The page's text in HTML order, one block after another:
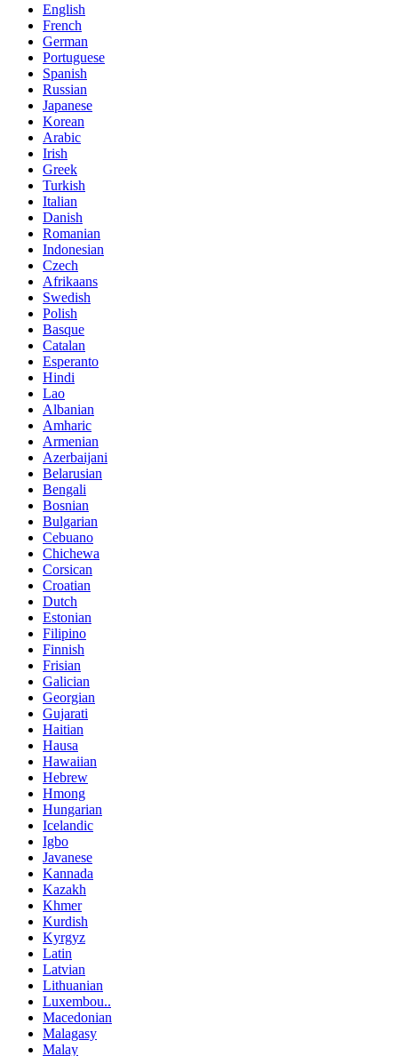
English
French
German
Portuguese
Spanish
Russian
Japanese
Korean
Arabic
Irish
Greek
Turkish
Italian
Danish
Romanian
Indonesian
Czech
Afrikaans
Swedish
Polish
Basque
Catalan
Esperanto
Hindi
Lao
Albanian
Amharic
Armenian
Azerbaijani
Belarusian
Bengali
Bosnian
Bulgarian
Cebuano
Chichewa
Corsican
Croatian
Dutch
Estonian
Filipino
Finnish
Frisian
Galician
Georgian
Gujarati
Haitian
Hausa
Hawaiian
Hebrew
Hmong
Hungarian
Icelandic
Igbo
Javanese
Kannada
Kazakh
Khmer
Kurdish
Kyrgyz
Latin
Latvian
Lithuanian
Luxembou..
Macedonian
Malagasy
Malay